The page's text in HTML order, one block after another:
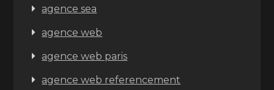
agence sea
agence web
agence web paris
agence web referencement